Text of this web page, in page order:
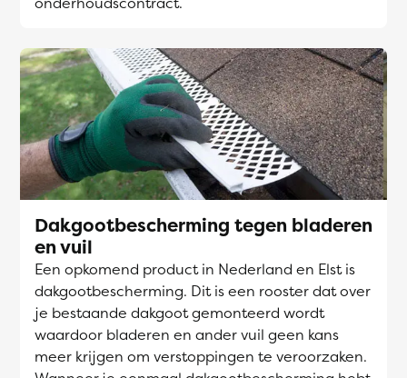
Dakgootbescherming tegen bladeren
en vuil
Een opkomend product in Nederland en Elst is
dakgootbescherming. Dit is een rooster dat over
je bestaande dakgoot gemonteerd wordt
waardoor bladeren en ander vuil geen kans
meer krijgen om verstoppingen te veroorzaken.